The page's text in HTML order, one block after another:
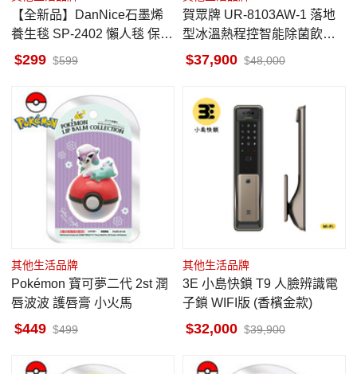
【全新品】DanNice石墨烯
養生毯 SP-2402 懶人毯 保暖
冬天必備
299 599
賀眾牌 UR-8103AW-1 落地
型冰溫熱程控智能除菌飲水
機 LED觸控面板 含標準安裝
37,900 48,000
其他生活品牌
Pokémon 寶可夢二代 2st 潤
唇波波 護唇膏 小火馬
449 499
其他生活品牌
3E 小島快鎖 T9 人臉辨識電
子鎖 WIFI版 (香檳金款)
32,000 39,900